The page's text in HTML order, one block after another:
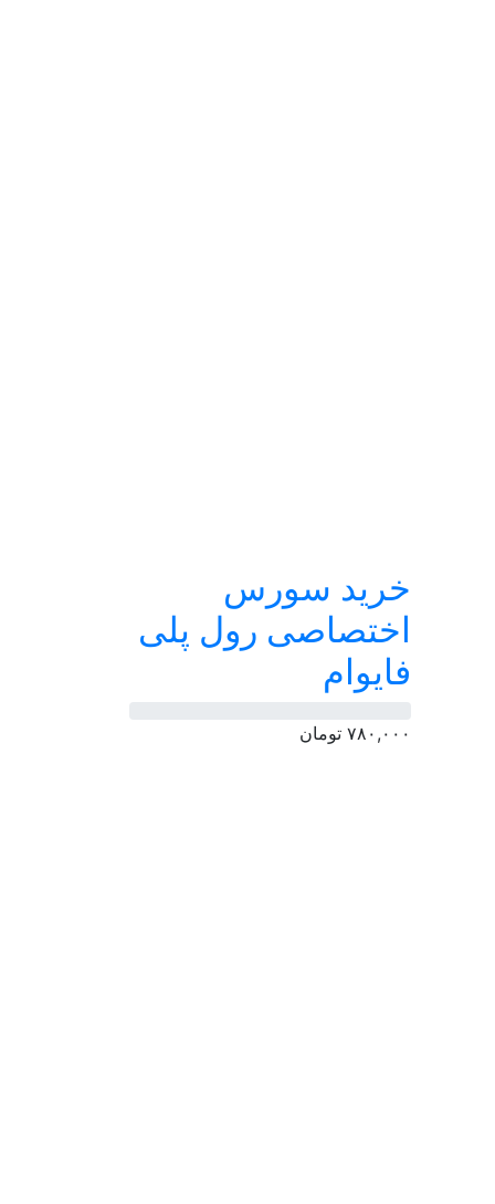
خرید سورس
اختصاصی رول پلی
فایوام
۷۸۰,۰۰۰ تومان